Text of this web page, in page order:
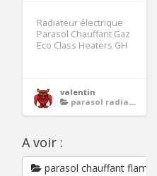
Radiateur électrique
Parasol Chauffant Gaz
Eco Class Heaters GH
valentin
parasol radiateur chauffant
A voir :
parasol chauffant flamme